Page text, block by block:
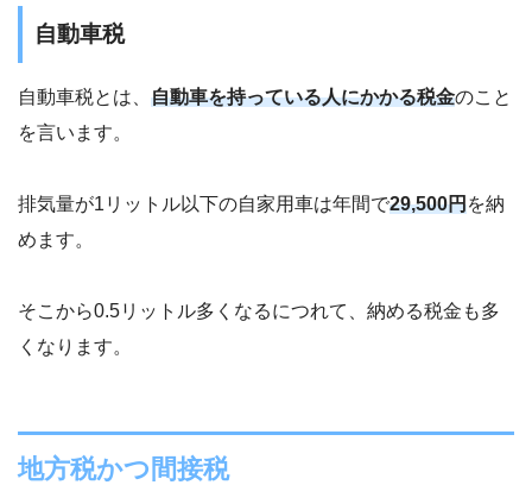
自動車税
自動車税とは、 自動車を持っている人にかかる税金のこと
を言います。
排気量が1リットル以下の自家用車は年間で29,500円を納
めます。
そこから0.5リットル多くなるにつれて、納める税金も多
くなります。
地方税かつ間接税